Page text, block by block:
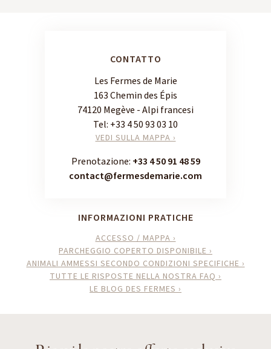
CONTATTO
Les Fermes de Marie
163 Chemin des Épis
74120 Megève - Alpi francesi
Tel: +33 4 50 93 03 10
VEDI SULLA MAPPA ›
Prenotazione: +33 4 50 91 48 59
contact@fermesdemarie.com
INFORMAZIONI PRATICHE
ACCESSO / MAPPA ›
PARCHEGGIO COPERTO DISPONIBILE ›
ANIMALI AMMESSI SECONDO CONDIZIONI SPECIFICHE ›
TUTTE LE RISPOSTE NELLA NOSTRA FAQ ›
LE BLOG DES FERMES ›